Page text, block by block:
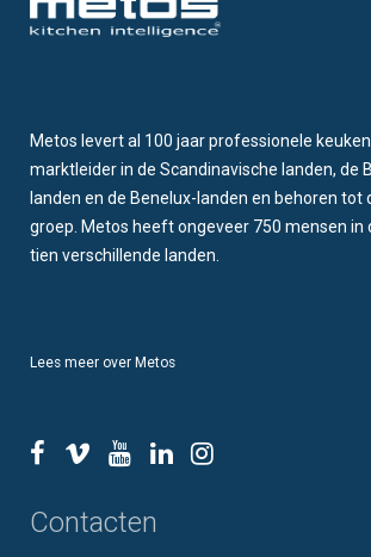
Metos levert al 100 jaar professionele
marktleider in de Scandinavische landen, de
landen en de Benelux-landen en behoren tot
groep. Metos heeft ongeveer 750 mensen in
tien verschillende landen.
Lees meer over Metos
Contacten